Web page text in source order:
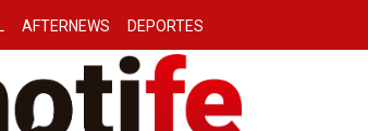
AFTERNEWS DEPORTES